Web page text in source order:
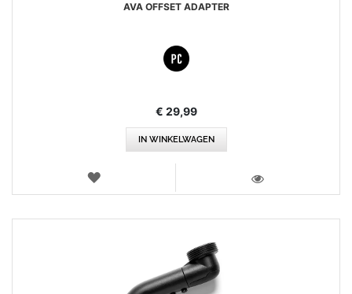
AVA OFFSET ADAPTER
€ 29,99
IN WINKELWAGEN
VERLANGLIJST